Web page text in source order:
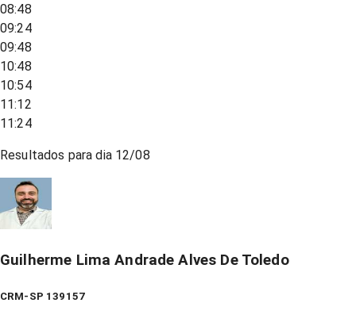
08:48
09:24
09:48
10:48
10:54
11:12
11:24
Resultados para dia 12/08
Guilherme Lima Andrade Alves De Toledo
CRM-SP 139157